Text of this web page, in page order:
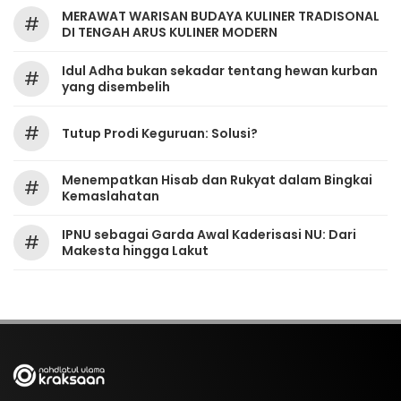
#
MERAWAT WARISAN BUDAYA KULINER TRADISONAL
DI TENGAH ARUS KULINER MODERN
#
Idul Adha bukan sekadar tentang hewan kurban
yang disembelih
# Tutup Prodi Keguruan: Solusi?
#
Menempatkan Hisab dan Rukyat dalam Bingkai
Kemaslahatan
#
IPNU sebagai Garda Awal Kaderisasi NU: Dari
Makesta hingga Lakut